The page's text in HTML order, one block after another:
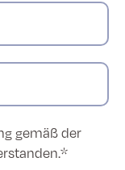
gemäß der